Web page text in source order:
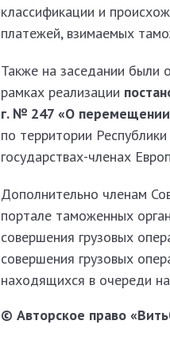
классификации и
платежей, взимаемых
Также на заседании были
рамках реализации
г. № 247 «О перемещении
по территории
государствах-членах
Дополнительно членам
портале таможенных
совершения грузовых
совершения грузовых
находящихся в очереди
© Авторское право